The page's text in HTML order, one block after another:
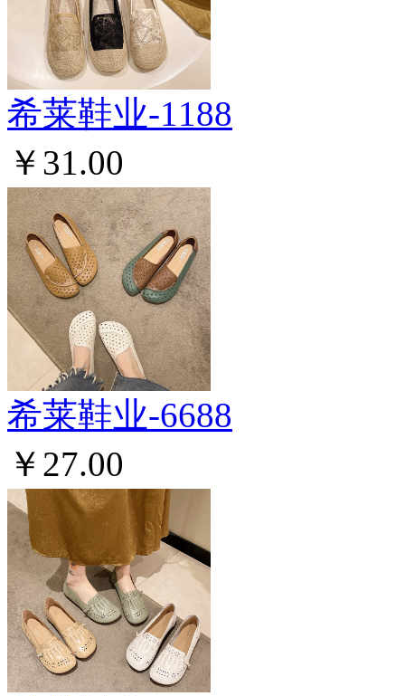
希莱鞋业-1188
￥31.00
希莱鞋业-6688
￥27.00